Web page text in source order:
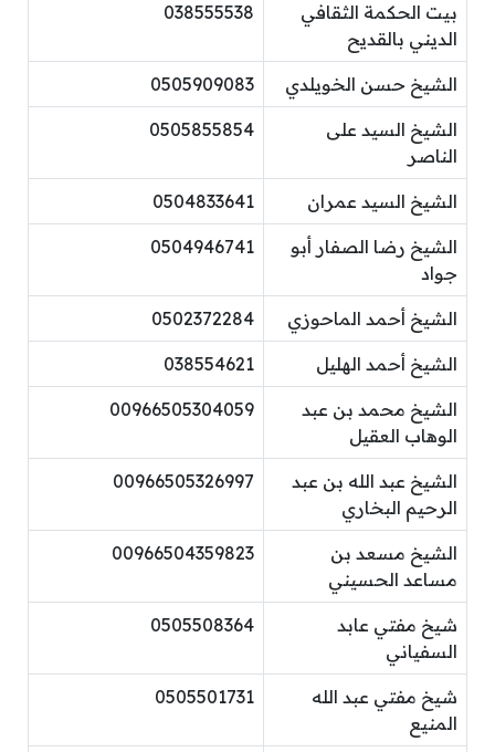
بيت الحكمة الثقافي
الديني بالقديح
038555538
الشيخ حسن الخويلدي 0505909083
الشيخ السيد على
الناصر
0505855854
الشيخ السيد عمران 0504833641
الشيخ رضا الصفار أبو
جواد
0504946741
الشيخ أحمد الماحوزي 0502372284
الشيخ أحمد الهليل 038554621
الشيخ محمد بن عبد
الوهاب العقيل
00966505304059
الشيخ عبد الله بن عبد
الرحيم البخاري
00966505326997
الشيخ مسعد بن
مساعد الحسيني
00966504359823
شيخ مفتي عابد
السفياني
0505508364
شيخ مفتي عبد الله
المنيع
0505501731